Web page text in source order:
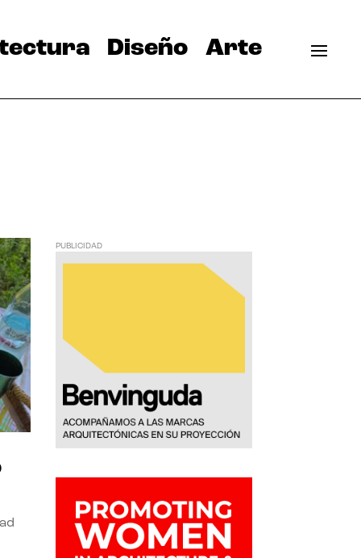
Diseño Arte
PUBLICIDAD